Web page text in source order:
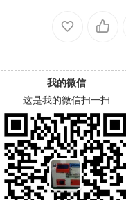
我的微信
这是我的微信扫一扫